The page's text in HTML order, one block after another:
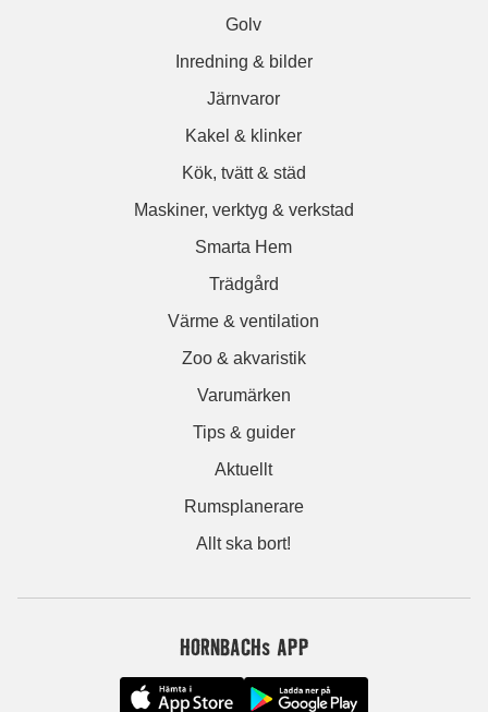
Golv
Inredning & bilder
Järnvaror
Kakel & klinker
Kök, tvätt & städ
Maskiner, verktyg & verkstad
Smarta Hem
Trädgård
Värme & ventilation
Zoo & akvaristik
Varumärken
Tips & guider
Aktuellt
Rumsplanerare
Allt ska bort!
HORNBACHs APP